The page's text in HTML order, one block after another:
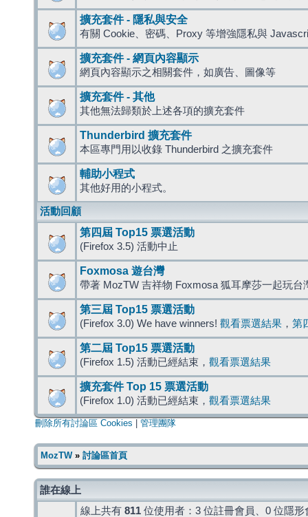
擴充套件 - 隱私與安全
有關 Cookie、密碼、Proxy 等增強隱私與
擴充套件 - 網頁內容顯示
網頁內容顯示之相關套件，如廣告、圖像等
擴充套件 - 其他
其他無法歸類於上述各項的擴充套件
Thunderbird 擴充套件
本區專門用以收錄 Thunderbird 之擴充套件
輔助小程式
其他好用的小程式。
活動回顧
第四屆 Top15 票選活動
(Firefox 3.5) 活動中止
Foxmosa 遊台灣
帶著 MozTW 吉祥物 Foxmosa 狐耳摩莎一起玩台
第三屆 Top15 票選活動
(Firefox 3.0) We have winners! 觀看票選結果 ， 第
第二屆 Top15 票選活動
(Firefox 1.5) 活動已經結束， 觀看票選結果
擴充套件 Top 15 票選活動
(Firefox 1.0) 活動已經結束， 觀看票選結果
刪除所有討論區 Cookies 管理團隊
MozTW» 討論區首頁
誰在線上
線上共有 811 位使用者：3 位註冊會員、0 位隱